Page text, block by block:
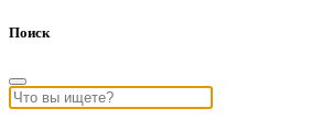
Поиск